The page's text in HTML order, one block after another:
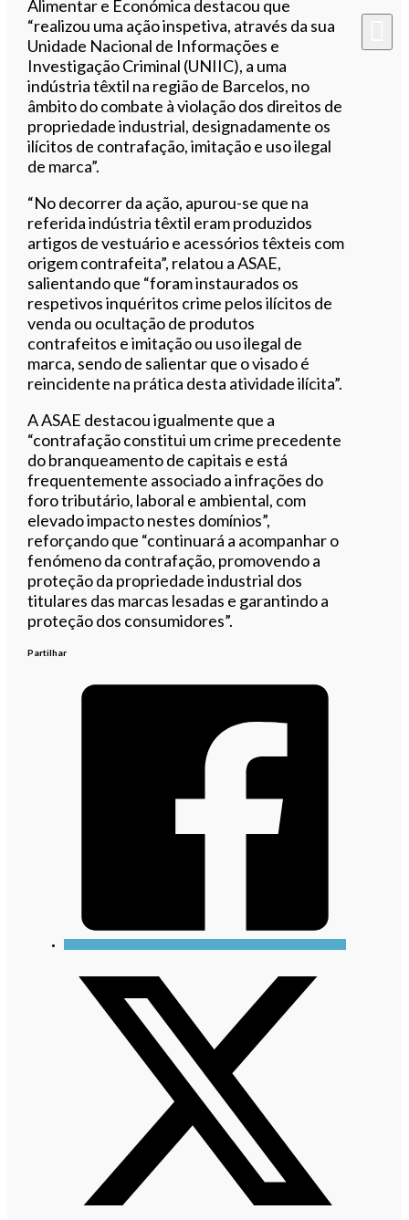
Alimentar e Económica destacou que
“realizou uma ação inspetiva, através da sua
Unidade Nacional de Informações e
Investigação Criminal (UNIIC), a uma
indústria têxtil na região de Barcelos, no
âmbito do combate à violação dos direitos de
propriedade industrial, designadamente os
ilícitos de contrafação, imitação e uso ilegal
de marca”.
“No decorrer da ação, apurou-se que na
referida indústria têxtil eram produzidos
artigos de vestuário e acessórios têxteis com
origem contrafeita”, relatou a ASAE,
salientando que “foram instaurados os
respetivos inquéritos crime pelos ilícitos de
venda ou ocultação de produtos
contrafeitos e imitação ou uso ilegal de
marca, sendo de salientar que o visado é
reincidente na prática desta atividade ilícita”.
A ASAE destacou igualmente que a
“contrafação constitui um crime precedente
do branqueamento de capitais e está
frequentemente associado a infrações do
foro tributário, laboral e ambiental, com
elevado impacto nestes domínios”,
reforçando que “continuará a acompanhar o
fenómeno da contrafação, promovendo a
proteção da propriedade industrial dos
titulares das marcas lesadas e garantindo a
proteção dos consumidores”.
Partilhar